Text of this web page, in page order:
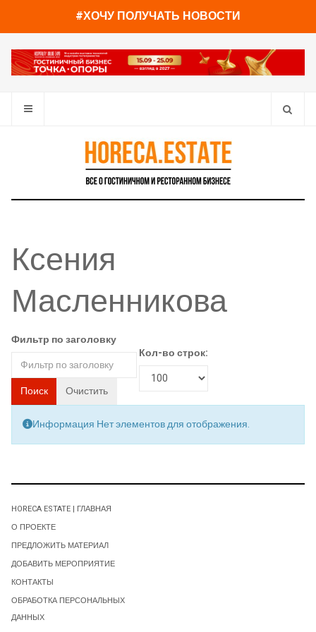
#ХОЧУ ПОЛУЧАТЬ НОВОСТИ
Ксения
Масленникова
Фильтр по заголовку
Поиск Очистить
Кол-во строк:
Информация Нет элементов для отображения.
HORECA ESTATE | ГЛАВНАЯ
О ПРОЕКТЕ
ПРЕДЛОЖИТЬ МАТЕРИАЛ
ДОБАВИТЬ МЕРОПРИЯТИЕ
КОНТАКТЫ
ОБРАБОТКА ПЕРСОНАЛЬНЫХ
ДАННЫХ